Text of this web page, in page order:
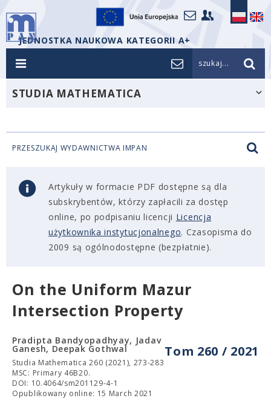
JEDNOSTKA NAUKOWA KATEGORII A+
szukaj...
STUDIA MATHEMATICA
PRZESZUKAJ WYDAWNICTWA IMPAN
Artykuły w formacie PDF dostępne są dla
subskrybentów, którzy zapłacili za dostęp
online, po podpisaniu licencji Licencja
użytkownika instytucjonalnego. Czasopisma do
2009 są ogólnodostępne (bezpłatnie).
On the Uniform Mazur
Intersection Property
Tom 260 / 2021
Pradipta Bandyopadhyay, Jadav
Ganesh, Deepak Gothwal
Studia Mathematica 260 (2021), 273-283
MSC: Primary 46B20.
DOI: 10.4064/sm201129-4-1
Opublikowany online: 15 March 2021